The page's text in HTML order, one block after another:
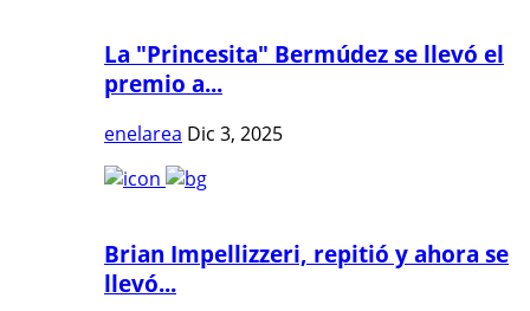
La "Princesita" Bermúdez se llevó el
premio a...
enelarea Dic 3, 2025
Brian Impellizzeri, repitió y ahora se
llevó...